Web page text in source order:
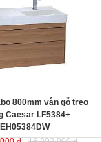
LF5384+
được thiết kế đầy cảm
tạo theo phong cách
đại. Thể hiện chất
của không gian
800mm vân gỗ treo
Caesar LF5384+
EH05384DW